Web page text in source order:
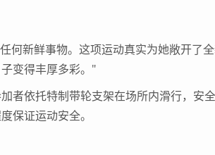
何新鲜事物。这项运动真实为她敞开了
变得丰厚多彩。"
依托特制带轮支架在场所内滑行，安
保证运动安全。